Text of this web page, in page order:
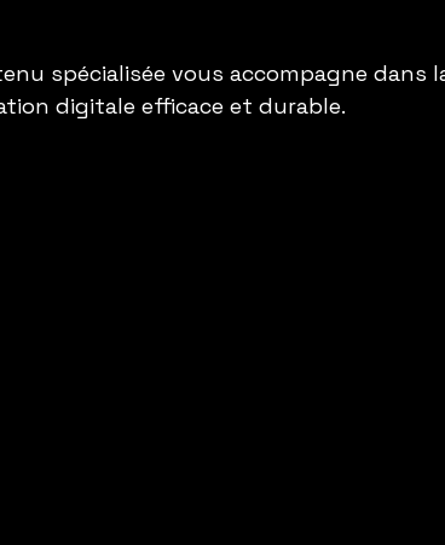
spécialisée vous accompagne dans
digitale efficace et durable.